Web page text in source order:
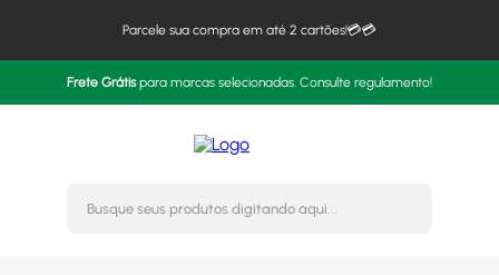
Parcele sua compra em até 2 cartões!💳💳
Frete Grátispara marcas selecionadas. Consulte regulamento!
Busque seus produtos